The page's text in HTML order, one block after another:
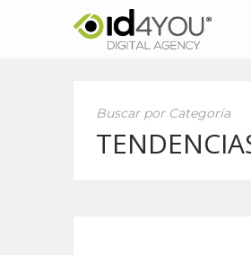
Buscar por Categoría